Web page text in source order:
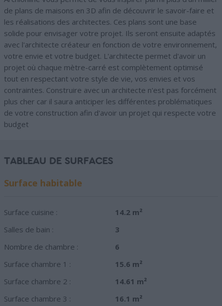
de plans de maisons en 3D afin de découvrir le savoir-faire et
les réalisations des architectes. Ces plans sont une base
solide pour envisager votre projet. Ils seront ensuite adaptés
avec l'architecte créateur en fonction de votre environnement,
votre envie et votre budget. L'architecte permet d'avoir un
projet où chaque mètre-carré est complètement optimisé
tout en respectant votre style de vie, vos envies et vos
contraintes. Construire avec un architecte n'est pas forcément
plus cher car il saura anticiper les différentes problématiques
de votre construction afin d'avoir un projet qui respecte votre
budget
TABLEAU DE SURFACES
Surface habitable
Surface cuisine :
14.2 m²
Salles de bain :
3
Nombre de chambre :
6
Surface chambre 1 :
15.6 m²
Surface chambre 2 :
14.61 m²
Surface chambre 3 :
16.1 m²